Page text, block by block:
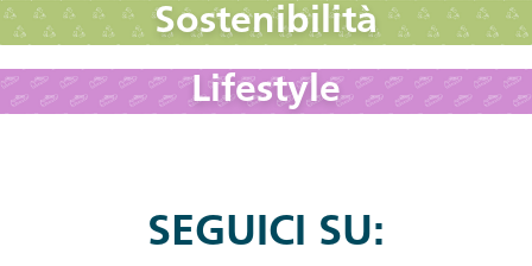
Sostenibilità
Lifestyle
SEGUICI SU: